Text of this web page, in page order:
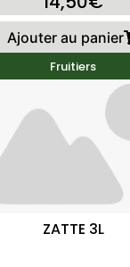
Ajouter au panier
Fruitiers
ZATTE 3L